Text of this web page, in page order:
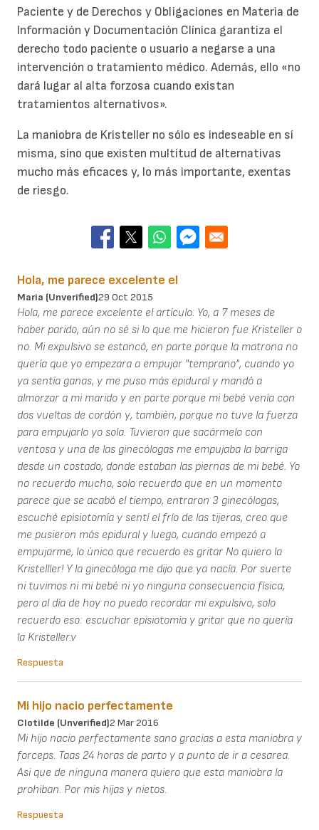
Paciente y de Derechos y Obligaciones en Materia de
Información y Documentación Clínica garantiza el
derecho todo paciente o usuario a negarse a una
intervención o tratamiento médico. Además, ello «no
dará lugar al alta forzosa cuando existan
tratamientos alternativos».
La maniobra de Kristeller no sólo es indeseable en sí
misma, sino que existen multitud de alternativas
mucho más eficaces y, lo más importante, exentas
de riesgo.
Hola, me parece excelente el
Maria (unverified)29 Oct 2015
Hola, me parece excelente el artículo. Yo, a 7 meses de
haber parido, aún no sé si lo que me hicieron fue Kristeller o
no. Mi expulsivo se estancó, en parte porque la matrona no
quería que yo empezara a empujar "temprano", cuando yo
ya sentía ganas, y me puso más epidural y mandó a
almorzar a mi marido y en parte porque mi bebé venía con
dos vueltas de cordón y, tambièn, porque no tuve la fuerza
para empujarlo yo sola. Tuvieron que sacármelo con
ventosa y una de las ginecólogas me empujaba la barriga
desde un costado, donde estaban las piernas de mi bebé. Yo
no recuerdo mucho, solo recuerdo que en un momento
parece que se acabó el tiempo, entraron 3 ginecólogas,
escuché episiotomía y sentí el frío de las tijeras, creo que
me pusieron más epidural y luego, cuando empezó a
empujarme, lo único que recuerdo es gritar No quiero la
Kristelller! Y la ginecóloga me dijo que ya nacía. Por suerte
ni tuvimos ni mi bebé ni yo ninguna consecuencia física,
pero al día de hoy no puedo recordar mi expulsivo, solo
recuerdo eso: escuchar episiotomía y gritar que no quería
la Kristeller.v
Respuesta
Mi hijo nacio perfectamente
Clotilde (unverified)2 Mar 2016
Mi hijo nacio perfectamente sano gracias a esta maniobra y
forceps. Taas 24 horas de parto y a punto de ir a cesarea.
Asi que de ninguna manera quiero que esta maniobra la
prohiban. Por mis hijas y nietos.
Respuesta